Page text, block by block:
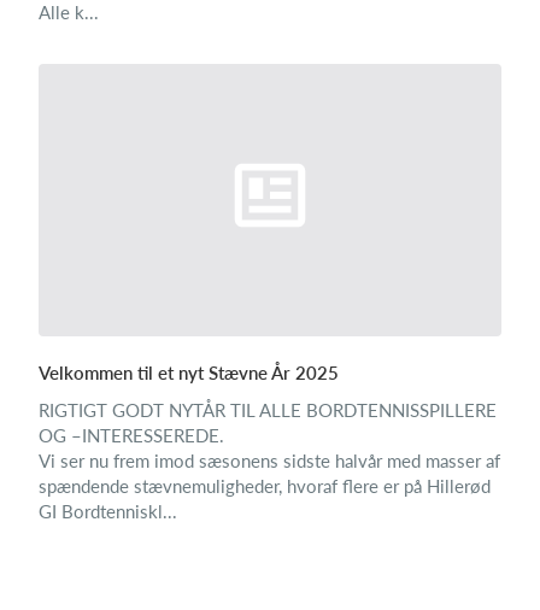
Alle k...
Velkommen til et nyt Stævne År 2025
RIGTIGT GODT NYTÅR TIL ALLE BORDTENNISSPILLERE
OG –INTERESSEREDE.
Vi ser nu frem imod sæsonens sidste halvår med masser af
spændende stævnemuligheder, hvoraf flere er på Hillerød
GI Bordtenniskl...